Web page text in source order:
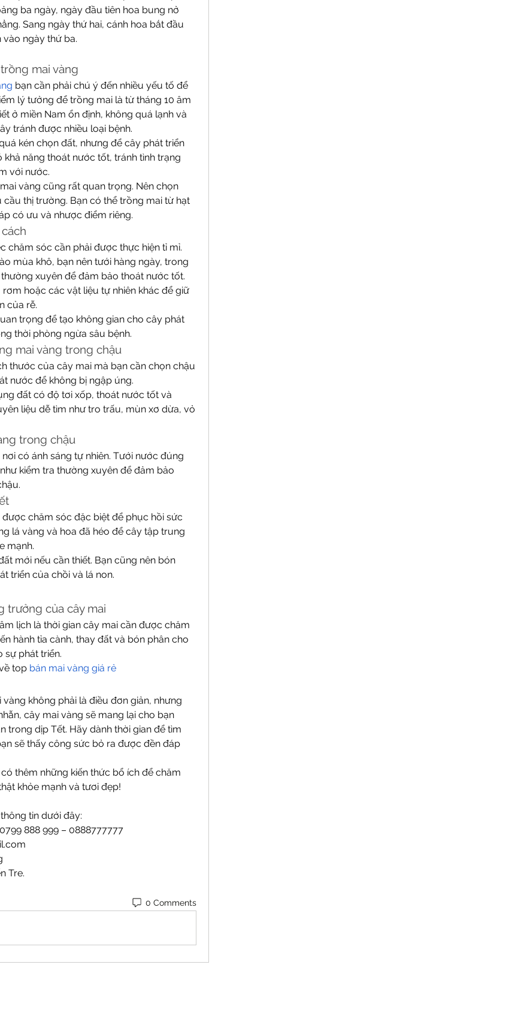
ba ngày, ngày đầu tiên hoa bung nở
Sang ngày thứ hai, cánh hoa bắt đầu
ngày thứ ba.
mai vàng
bạn cần phải chú ý đến nhiều yếu tố để
lý tưởng để trồng mai là từ tháng 10 âm
ở miền Nam ổn định, không quá lạnh và
tránh được nhiều loại bệnh.
kén chọn đất, nhưng để cây phát triển
năng thoát nước tốt, tránh tình trạng
với nước.
vàng cũng rất quan trọng. Nên chọn
thị trường. Bạn có thể trồng mai từ hạt
có ưu và nhược điểm riêng.
chăm sóc cần phải được thực hiện tỉ mỉ.
mùa khô, bạn nên tưới hàng ngày, trong
xuyên để đảm bảo thoát nước tốt.
hoặc các vật liệu tự nhiên khác để giữ
của rễ.
trọng để tạo không gian cho cây phát
thời phòng ngừa sâu bệnh.
mai vàng trong chậu
thước của cây mai mà bạn cần chọn chậu
nước để không bị ngập úng.
đất có độ tơi xốp, thoát nước tốt và
liệu dễ tìm như tro trấu, mùn xơ dừa, vỏ
trong chậu
có ánh sáng tự nhiên. Tưới nước đúng
kiểm tra thường xuyên để đảm bảo
chăm sóc đặc biệt để phục hồi sức
lá vàng và hoa đã héo để cây tập trung
mạnh.
mới nếu cần thiết. Bạn cũng nên bón
triển của chồi và lá non.
trưởng của cây mai
lịch là thời gian cây mai cần được chăm
hành tỉa cành, thay đất và bón phân cho
sự phát triển.
top bán mai vàng giá rẻ
không phải là điều đơn giản, nhưng
cây mai vàng sẽ mang lại cho bạn
trong dịp Tết. Hãy dành thời gian để tìm
sẽ thấy công sức bỏ ra được đền đáp
thêm những kiến thức bổ ích để chăm
khỏe mạnh và tươi đẹp!
tin dưới đây:
888 999 – 0888777777
Tre.
0 Comments